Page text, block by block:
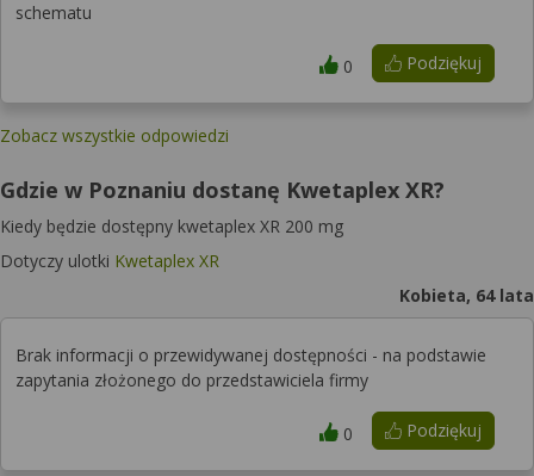
schematu
Podziękuj
0
Zobacz wszystkie odpowiedzi
Gdzie w Poznaniu dostanę Kwetaplex XR?
Kiedy będzie dostępny kwetaplex XR 200 mg
Dotyczy ulotki Kwetaplex XR
Kobieta, 64 lata
Brak informacji o przewidywanej dostępności - na podstawie
zapytania złożonego do przedstawiciela firmy
Podziękuj
0